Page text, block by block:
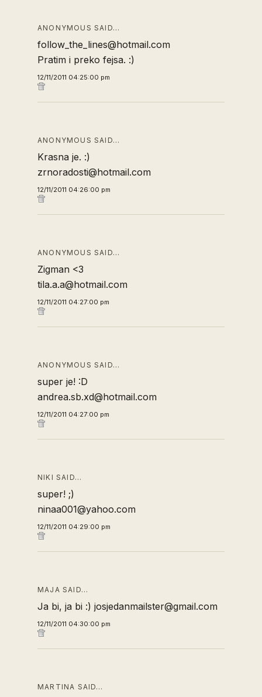
ANONYMOUS SAID…
follow_the_lines@hotmail.com
Pratim i preko fejsa. :)
12/11/2011 04:25:00 pm
ANONYMOUS SAID…
Krasna je. :)
zrnoradosti@hotmail.com
12/11/2011 04:26:00 pm
ANONYMOUS SAID…
Zigman <3
tila.a.a@hotmail.com
12/11/2011 04:27:00 pm
ANONYMOUS SAID…
super je! :D
andrea.sb.xd@hotmail.com
12/11/2011 04:27:00 pm
NIKI SAID…
super! ;)
ninaa001@yahoo.com
12/11/2011 04:29:00 pm
MAJA SAID…
Ja bi, ja bi :) josjedanmailster@gmail.com
12/11/2011 04:30:00 pm
MARTINA SAID…